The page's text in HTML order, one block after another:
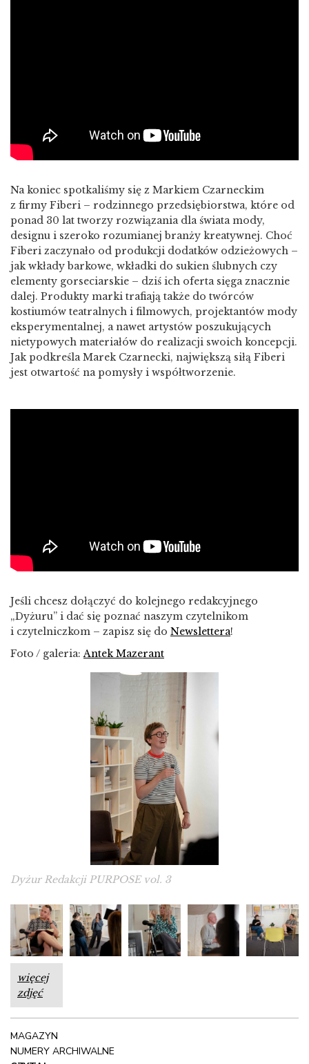
Na koniec spotkaliśmy się z Markiem Czarneckim
z firmy Fiberi – rodzinnego przedsiębiorstwa, które od
ponad 30 lat tworzy rozwiązania dla świata mody,
designu i szeroko rozumianej branży kreatywnej. Choć
Fiberi zaczynało od produkcji dodatków odzieżowych –
jak wkłady barkowe, wkładki do sukien ślubnych czy
elementy gorseciarskie – dziś ich oferta sięga znacznie
dalej. Produkty marki trafiają także do twórców
kostiumów teatralnych i filmowych, projektantów mody
eksperymentalnej, a nawet artystów poszukujących
nietypowych materiałów do realizacji swoich koncepcji.
Jak podkreśla Marek Czarnecki, największą siłą Fiberi
jest otwartość na pomysły i współtworzenie.
Jeśli chcesz dołączyć do kolejnego redakcyjnego
„Dyżuru” i dać się poznać naszym czytelnikom
i czytelniczkom – zapisz się do Newslettera!
Foto / galeria:Antek Mazerant
Dyżur Redakcji PURPOSE vol. 3
więcej
zdjęć
MAGAZYN
NUMERY ARCHIWALNE